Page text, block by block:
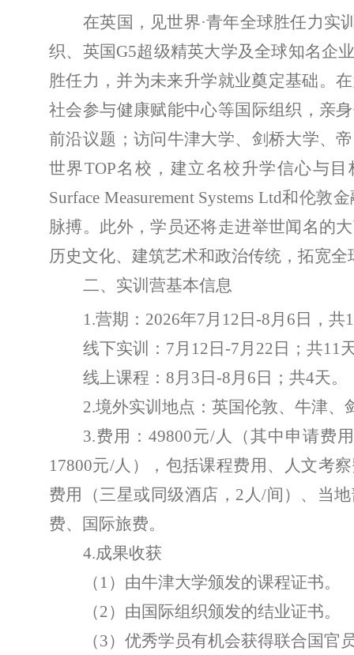
在英国，见世界·青年全球胜任力实
织、英国G5超级精英大学及全球知名企
胜任力，并为未来升学就业奠定基础。
社会参与健康赋能中心等国际组织，亲
前沿议题；访问牛津大学、剑桥大学、
世界TOP名校，建立名校升学信心与
Surface Measurement Systems Ltd和伦敦
脉搏。此外，学员还将走进举世闻名的
历史文化、建筑艺术和政治传统， 拓宽全
二、实训营基本信息
1.营期： 2026年7月 12 日 -8月 6 日，共
线下实训： 7月 12 日 -7月 22 日；共11
线上课程： 8月 3 日 -8月 6 日；共4天。
2.境外实训地点：英国伦敦、牛津、
3.费用：49800元/人（其中申请费
17800元/人），包括课程费用、人文考
费用（三星或同级酒店， 2 人/间）、当
费、国际旅费。
4.成果收获
（ 1 ）由牛津大学颁发的课程证书。
（2）由国际组织颁发的结业证书。
（3）优秀学员有机会获得联合国官